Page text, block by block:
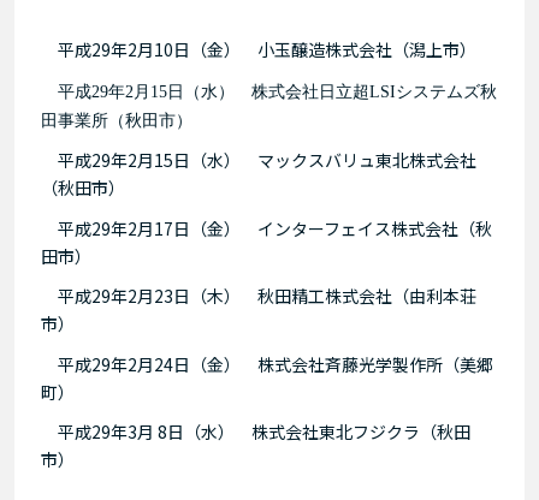
平成29年2月10日（金） 小玉醸造株式会社（潟上市）
平成29年2 月 15 日（水） 株式会社日立超LSIシステムズ秋
田事業所（秋田市）
平成29年2月15日（水） マックスバリュ東北株式会社
（秋田市）
平成29年2月17日（金） インターフェイス株式会社（秋
田市）
平成29年2月23日（木） 秋田精工株式会社（由利本荘
市）
平成29年2月24日（金） 株式会社斉藤光学製作所（美郷
町）
平成29年3月 8日（水） 株式会社東北フジクラ（秋田
市）